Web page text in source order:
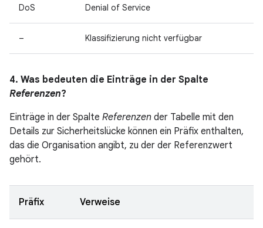
DoS Denial of Service
– Klassifizierung nicht verfügbar
4. Was bedeuten die Einträge in der Spalte
Referenzen?
Einträge in der Spalte Referenzen der Tabelle mit den
Details zur Sicherheitslücke können ein Präfix enthalten,
das die Organisation angibt, zu der der Referenzwert
gehört.
Präfix Verweise